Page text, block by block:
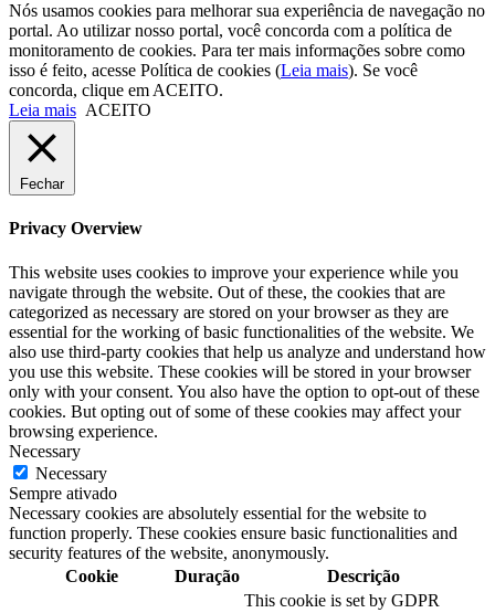
Nós usamos cookies para melhorar sua experiência de navegação no
portal. Ao utilizar nosso portal, você concorda com a política de
monitoramento de cookies. Para ter mais informações sobre como
isso é feito, acesse Política de cookies (Leia mais). Se você
concorda, clique em ACEITO.
Leia mais ACEITO
Fechar
Privacy Overview
This website uses cookies to improve your experience while you
navigate through the website. Out of these, the cookies that are
categorized as necessary are stored on your browser as they are
essential for the working of basic functionalities of the website. We
also use third-party cookies that help us analyze and understand how
you use this website. These cookies will be stored in your browser
only with your consent. You also have the option to opt-out of these
cookies. But opting out of some of these cookies may affect your
browsing experience.
Necessary
Necessary
Sempre ativado
Necessary cookies are absolutely essential for the website to
function properly. These cookies ensure basic functionalities and
security features of the website, anonymously.
Cookie
Duração Descrição
This cookie is set by GDPR